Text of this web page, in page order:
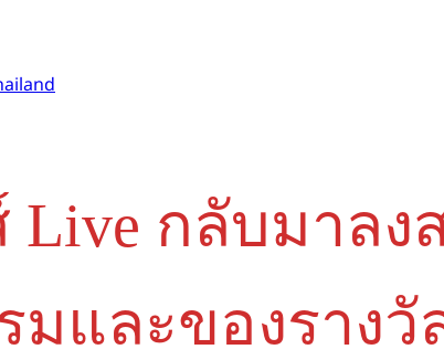
Live กลับมาลง
มและของราง